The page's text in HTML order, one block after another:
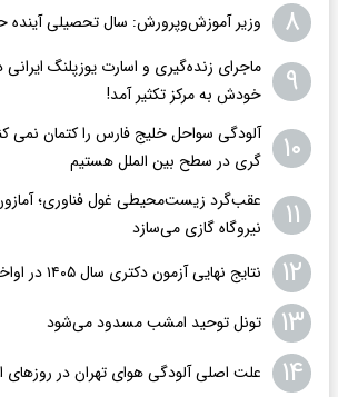
۸ وزیر آموزش‌وپرورش: سال تحصیلی
۹
ماجرای زنده‌گیری و اسارت یوزپلنگ
خودش به مرکز تکثیر آمد!
۱۰
آلودگی سواحل خلیج فارس را کتمان نمی
گری در سطح بین الملل هستیم
۱۱
عقب‌گرد زیست‌محیطی غول فناوری؛
نیروگاه گازی می‌سازد
۱۲ نتایج نهایی آزمون دکتری سال ۱۴۰۵ در اواخر مرداد اعلام می‌شود
۱۳ تونل توحید امشب مسدود می‌شود
۱۴ علت اصلی آلودگی هوای تهران در روزهای